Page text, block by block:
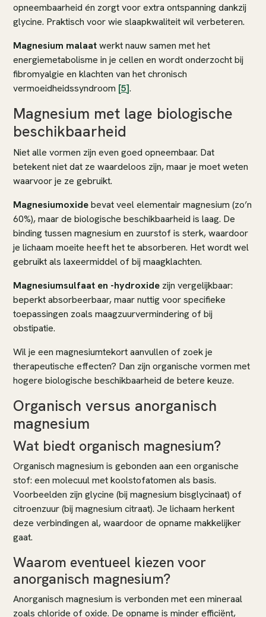
opneembaarheid én zorgt voor extra ontspanning dankzij
glycine. Praktisch voor wie slaapkwaliteit wil verbeteren.
Magnesium malaatwerkt nauw samen met het
energiemetabolisme in je cellen en wordt onderzocht bij
fibromyalgie en klachten van het chronisch
vermoeidheidssyndroom [5].
Magnesium met lage biologische
beschikbaarheid
Niet alle vormen zijn even goed opneembaar. Dat
betekent niet dat ze waardeloos zijn, maar je moet weten
waarvoor je ze gebruikt.
Magnesiumoxidebevat veel elementair magnesium (zo’n
60%), maar de biologische beschikbaarheid is laag. De
binding tussen magnesium en zuurstof is sterk, waardoor
je lichaam moeite heeft het te absorberen. Het wordt wel
gebruikt als laxeermiddel of bij maagklachten.
Magnesiumsulfaat en -hydroxide zijn vergelijkbaar:
beperkt absorbeerbaar, maar nuttig voor specifieke
toepassingen zoals maagzuurvermindering of bij
obstipatie.
Wil je een magnesiumtekort aanvullen of zoek je
therapeutische effecten? Dan zijn organische vormen met
hogere biologische beschikbaarheid de betere keuze.
Organisch versus anorganisch
magnesium
Wat biedt organisch magnesium?
Organisch magnesium is gebonden aan een organische
stof: een molecuul met koolstofatomen als basis.
Voorbeelden zijn glycine (bij magnesium bisglycinaat) of
citroenzuur (bij magnesium citraat). Je lichaam herkent
deze verbindingen al, waardoor de opname makkelijker
gaat.
Waarom eventueel kiezen voor
anorganisch magnesium?
Anorganisch magnesium is verbonden met een mineraal
zoals chloride of oxide. De opname is minder efficiënt,